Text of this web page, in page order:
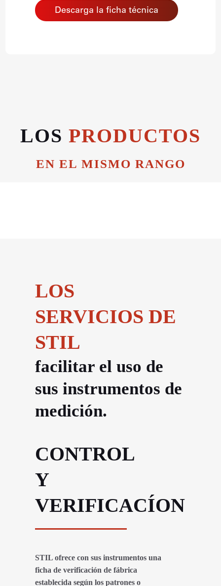
Descarga la ficha técnica
LOS PRODUCTOS
EN EL MISMO RANGO
LOS
SERVICIOS DE
STIL
facilitar el uso de
sus instrumentos de
medición.
CONTROL
Y
VERIFICACÍON
STIL ofrece con sus instrumentos una
ficha de verificación de fábrica
establecida según los patrones o